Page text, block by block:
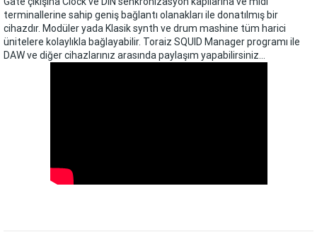
terminallerine sahip geniş bağlantı olanakları ile donatılmış bir
cihazdır. Modüler yada Klasik synth ve drum mashine tüm harici
ünitelere kolaylıkla bağlayabilir. Toraiz SQUID Manager programı ile
DAW ve diğer cihazlarınız arasında paylaşım yapabilirsiniz…